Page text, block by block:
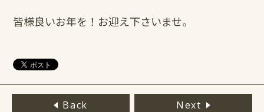
皆様良いお年を！お迎え下さいませ。
Back Next